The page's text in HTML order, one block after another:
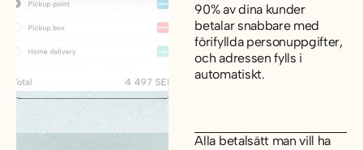
90% av dina kunder
betalar snabbare med
förifyllda personuppgifter,
och adressen fylls i
automatiskt.
Alla betalsätt man vill ha